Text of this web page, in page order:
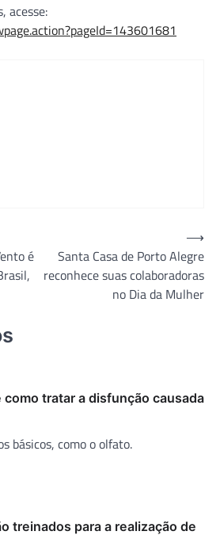
acesse:
é
Santa Casa de Porto Alegre
reconhece suas colaboradoras
no Dia da Mulher
⟶
como tratar a disfunção causada
básicos, como o olfato.
treinados para a realização de